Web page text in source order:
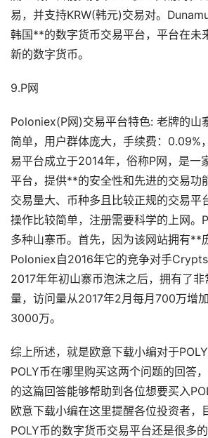
易，并支持KRW(韩元)交易对。
韩国**的数字货币交易平台，平台在未
新的数字货币。
9.P网
Poloniex(P网)交易平台特色: 老牌的山
简单，用户群体庞大，手续费：0.09%
易平台成立于2014年，俗称P网，是一
平台，提供**的安全性和先进的交易功
交易量大、币种多且比较正规的交易平
操作比较简单，注册需要科学的上网。
多种山寨币。首先，因为该网站拥有**
Poloniex自2016年它的竞争对手
2017年年初山寨币泡沫之后，拥有了
量，访问量从2017年2月每月700万增
3000万。
综上所述，就是欧意下载小编对于
POLY币在哪里购买这两个问题的回答
的这篇回答能够帮助到各位想要买入
欧意下载小编在这里提醒各位投资者，
POLY币的数字货币交易平台还是很多